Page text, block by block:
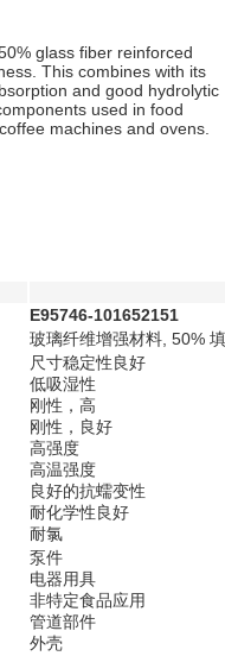
glass fiber reinforced
This combines with its
and good hydrolytic
used in food
machines and ovens.
E95746-101652151
玻璃纤维增强材料, 50%
尺寸稳定性良好
低吸湿性
刚性，高
刚性，良好
高强度
高温强度
良好的抗蠕变性
耐化学性良好
耐氯
泵件
电器用具
非特定食品应用
管道部件
外壳